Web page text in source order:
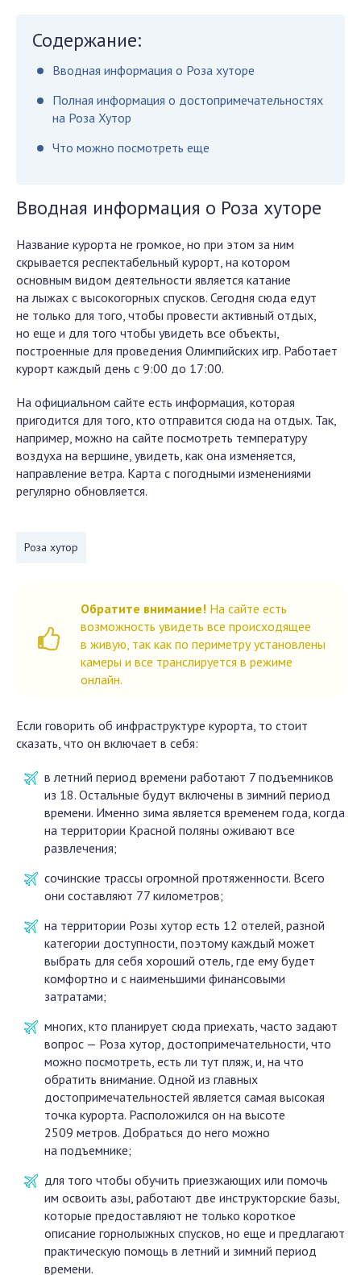
Содержание:
Вводная информация о Роза хуторе
Полная информация о достопримечательностях
на Роза Хутор
Что можно посмотреть еще
Вводная информация о Роза хуторе
Название курорта не громкое, но при этом за ним
скрывается респектабельный курорт, на котором
основным видом деятельности является катание
на лыжах с высокогорных спусков. Сегодня сюда едут
не только для того, чтобы провести активный отдых,
но еще и для того чтобы увидеть все объекты,
построенные для проведения Олимпийских игр. Работает
курорт каждый день с 9:00 до 17:00.
На официальном сайте есть информация, которая
пригодится для того, кто отправится сюда на отдых. Так,
например, можно на сайте посмотреть температуру
воздуха на вершине, увидеть, как она изменяется,
направление ветра. Карта с погодными изменениями
регулярно обновляется.
Роза хутор
Обратите внимание! На сайте есть
возможность увидеть все происходящее
в живую, так как по периметру установлены
камеры и все транслируется в режиме
онлайн.
Если говорить об инфраструктуре курорта, то стоит
сказать, что он включает в себя:
в летний период времени работают 7 подъемников
из 18. Остальные будут включены в зимний период
времени. Именно зима является временем года, когда
на территории Красной поляны оживают все
развлечения;
сочинские трассы огромной протяженности. Всего
они составляют 77 километров;
на территории Розы хутор есть 12 отелей, разной
категории доступности, поэтому каждый может
выбрать для себя хороший отель, где ему будет
комфортно и с наименьшими финансовыми
затратами;
многих, кто планирует сюда приехать, часто задают
вопрос — Роза хутор, достопримечательности, что
можно посмотреть, есть ли тут пляж, и, на что
обратить внимание. Одной из главных
достопримечательностей является самая высокая
точка курорта. Расположился он на высоте
2509 метров. Добраться до него можно
на подъемнике;
для того чтобы обучить приезжающих или помочь
им освоить азы, работают две инструкторские базы,
которые предоставляют не только короткое
описание горнолыжных спусков, но еще и предлагают
практическую помощь в летний и зимний период
времени.